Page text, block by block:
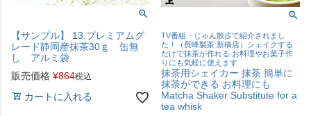
【サンプル】 13.プレミアムグ
レード静岡産抹茶30ｇ 缶無
し アルミ袋
販売価格 ¥864税込
カートに入れる
TV番組・じゅん散歩で紹介されまし
た！（長峰製茶 新橋店）シェイクする
だけで抹茶が作れる お料理やお菓子作
りにも気軽に使えます
抹茶用シェイカー 抹茶 簡単に
抹茶ができる お料理にも
Matcha Shaker Substitute for a
tea whisk